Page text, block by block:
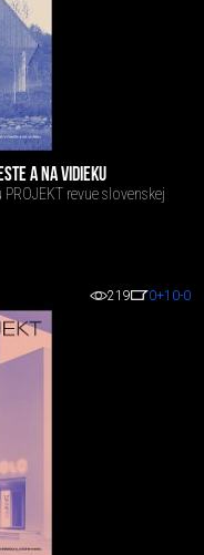
A NA VIDIEKU
revue slovenskej
219 0+10-0